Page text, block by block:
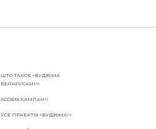
ШТО ТАКОЕ «БУДЗЬМА
БЕЛАРУСАМІ!»
АСОБЫ КАМПАНІІ
УСЕ ПРАЕКТЫ «БУДЗЬМА!»